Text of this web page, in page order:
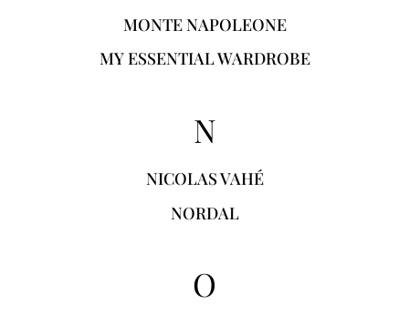
MONTE NAPOLEONE
MY ESSENTIAL WARDROBE
N
NICOLAS VAHÉ
NORDAL
O